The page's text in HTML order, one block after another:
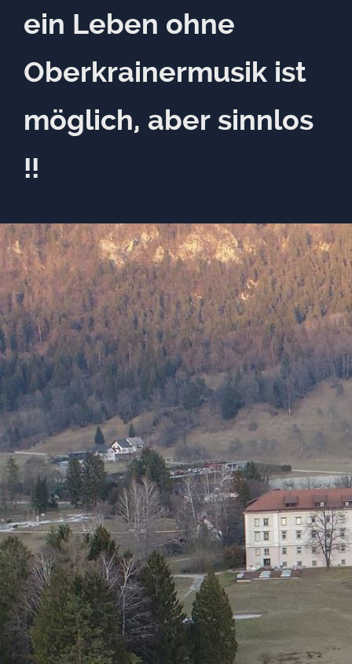
ein Leben ohne
Oberkrainermusik ist
möglich, aber sinnlos
!!